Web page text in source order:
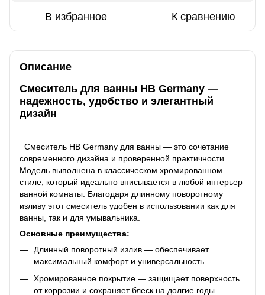
В избранное К сравнению
Описание
Смеситель для ванны HB Germany —
надежность, удобство и элегантный
дизайн
Смеситель HB Germany для ванны — это сочетание
современного дизайна и проверенной практичности.
Модель выполнена в классическом хромированном
стиле, который идеально вписывается в любой интерьер
ванной комнаты. Благодаря длинному поворотному
изливу этот смеситель удобен в использовании как для
ванны, так и для умывальника.
Основные преимущества:
Длинный поворотный излив — обеспечивает
максимальный комфорт и универсальность.
Хромированное покрытие — защищает поверхность
от коррозии и сохраняет блеск на долгие годы.